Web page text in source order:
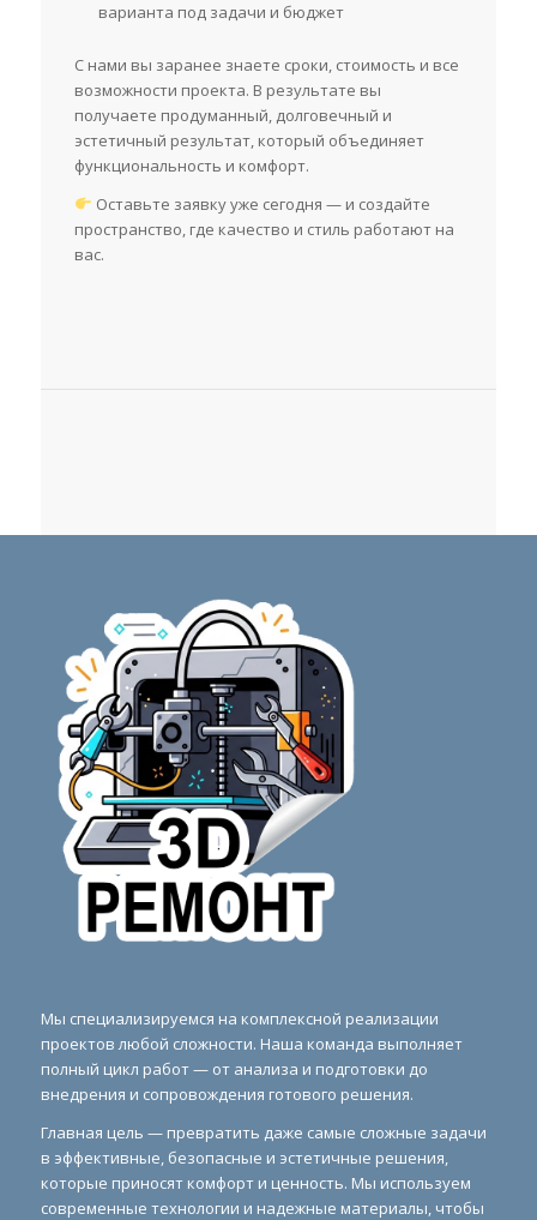
варианта под задачи и бюджет
С нами вы заранее знаете сроки, стоимость и все
возможности проекта. В результате вы
получаете продуманный, долговечный и
эстетичный результат, который объединяет
функциональность и комфорт.
Оставьте заявку уже сегодня — и создайте
пространство, где качество и стиль работают на
вас.
Мы специализируемся на комплексной реализации
проектов любой сложности. Наша команда выполняет
полный цикл работ — от анализа и подготовки до
внедрения и сопровождения готового решения.
Главная цель — превратить даже самые сложные задачи
в эффективные, безопасные и эстетичные решения,
которые приносят комфорт и ценность. Мы используем
современные технологии и надежные материалы, чтобы